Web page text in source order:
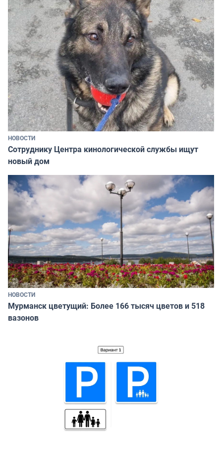
НОВОСТИ
Сотруднику Центра кинологической службы ищут
новый дом
НОВОСТИ
Мурманск цветущий: Более 166 тысяч цветов и 518
вазонов